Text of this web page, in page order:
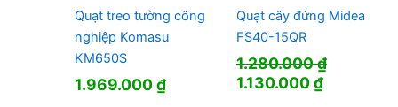
Quạt treo tường công
nghiệp Komasu
KM650S
1.969.000₫
Quạt cây đứng Midea
FS40-15QR
1.280.000₫
Giá
1.130.000₫Giá